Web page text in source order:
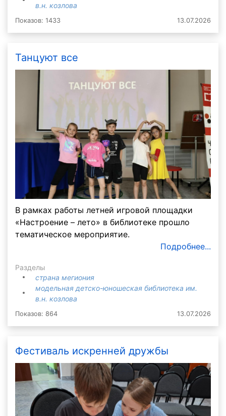
в.н. козлова
Показов: 1433 13.07.2026
Танцуют все
В рамках работы летней игровой площадки
«Настроение – лето» в библиотеке прошло
тематическое мероприятие.
Подробнее...
Разделы
страна мегиония
модельная детско-юношеская библиотека им.
в.н. козлова
Показов: 864 13.07.2026
Фестиваль искренней дружбы